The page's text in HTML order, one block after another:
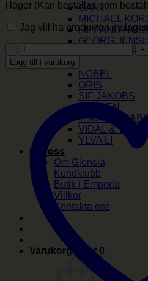
GANT
MICHAEL
LILY AND
GEORG
GLENSIA
N-Ö
NOBEL
ORIS
SIF JAKOBS
SKAGEN
THOMAS SABO
VIDAL & VIDAL
YLVA LI
Om oss
Om Glensia
Kundklubb
Butik i Emporia
Villkor
Kontakta oss
Varukorg / kr 0
I lager (Kan beställas som
Jag vill ha produkten
GEORG
JENSEN
-
PENDANT
SILVER
mängd
Lägg till i varukorg